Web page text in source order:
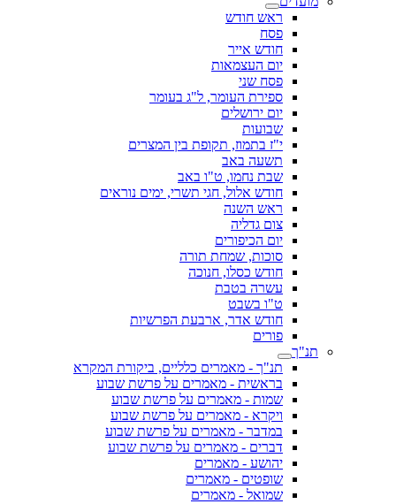
ראש חודש
פסח
חודש אייר
יום העצמאות
פסח שני
ספירת העומר, ל"ג בעומר
יום ירושלים
שבועות
י"ז בתמוז, תקופת בין המצרים
תשעה באב
שבת נחמו, ט"ו באב
חודש אלול, חגי תשרי, ימים נוראים
ראש השנה
צום גדליה
יום הכיפורים
סוכות, שמחת תורה
חודש כסלו, חנוכה
עשרה בטבת
ט"ו בשבט
חודש אדר, ארבעת הפרשיות
פורים
תנ"ך
תנ"ך - מאמרים כלליים, ביקורת המקרא
בראשית - מאמרים על פרשת שבוע
שמות - מאמרים על פרשת שבוע
ויקרא - מאמרים על פרשת שבוע
במדבר - מאמרים על פרשת שבוע
דברים - מאמרים על פרשת שבוע
יהושע - מאמרים
שופטים - מאמרים
שמואל - מאמרים